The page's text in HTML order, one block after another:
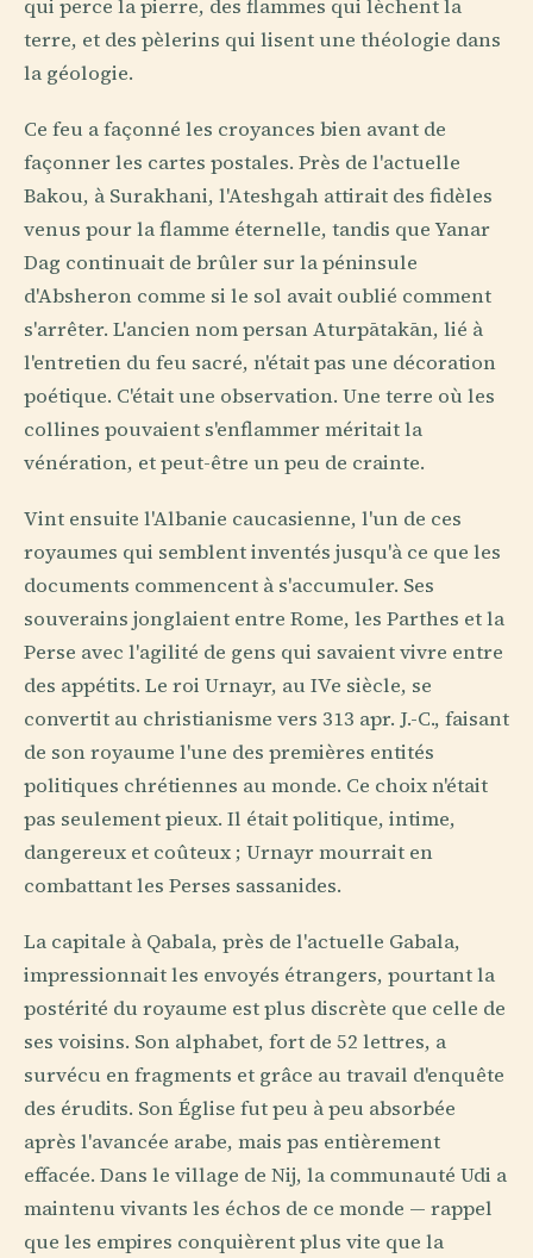
qui perce la pierre, des flammes qui lèchent la
terre, et des pèlerins qui lisent une théologie dans
la géologie.
Ce feu a façonné les croyances bien avant de
façonner les cartes postales. Près de l'actuelle
Bakou, à Surakhani, l'Ateshgah attirait des fidèles
venus pour la flamme éternelle, tandis que Yanar
Dag continuait de brûler sur la péninsule
d'Absheron comme si le sol avait oublié comment
s'arrêter. L'ancien nom persan Aturpātakān, lié à
l'entretien du feu sacré, n'était pas une décoration
poétique. C'était une observation. Une terre où les
collines pouvaient s'enflammer méritait la
vénération, et peut-être un peu de crainte.
Vint ensuite l'Albanie caucasienne, l'un de ces
royaumes qui semblent inventés jusqu'à ce que les
documents commencent à s'accumuler. Ses
souverains jonglaient entre Rome, les Parthes et la
Perse avec l'agilité de gens qui savaient vivre entre
des appétits. Le roi Urnayr, au IVe siècle, se
convertit au christianisme vers 313 apr. J.-C., faisant
de son royaume l'une des premières entités
politiques chrétiennes au monde. Ce choix n'était
pas seulement pieux. Il était politique, intime,
dangereux et coûteux ; Urnayr mourrait en
combattant les Perses sassanides.
La capitale à Qabala, près de l'actuelle Gabala,
impressionnait les envoyés étrangers, pourtant la
postérité du royaume est plus discrète que celle de
ses voisins. Son alphabet, fort de 52 lettres, a
survécu en fragments et grâce au travail d'enquête
des érudits. Son Église fut peu à peu absorbée
après l'avancée arabe, mais pas entièrement
effacée. Dans le village de Nij, la communauté Udi a
maintenu vivants les échos de ce monde — rappel
que les empires conquièrent plus vite que la